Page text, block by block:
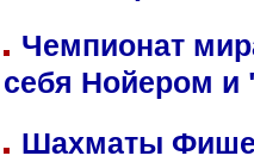
Чемпионат
себя Нойером и
Шахматы